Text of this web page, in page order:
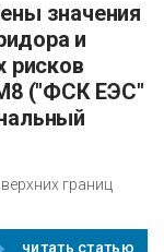
и
рисков
("ФСК ЕЭС"
границ
читать статью